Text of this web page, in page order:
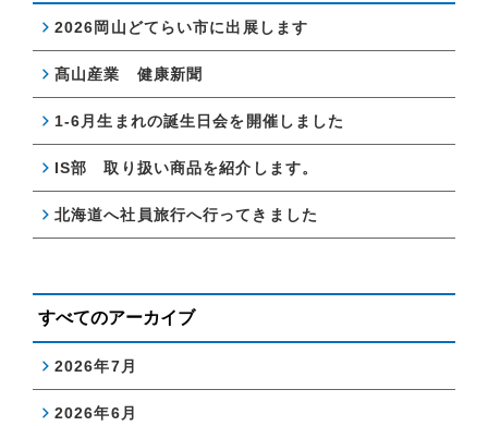
2026岡山どてらい市に出展します
髙山産業 健康新聞
1-6月生まれの誕生日会を開催しました
IS部 取り扱い商品を紹介します。
北海道へ社員旅行へ行ってきました
すべてのアーカイブ
2026年7月
2026年6月